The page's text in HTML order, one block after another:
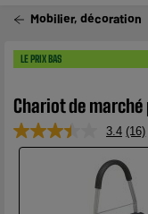
Mobilier, décoration
LE PRIX BAS
Chariot de
3.4 Lire
16
avis.
Lien
sur
la
(16)